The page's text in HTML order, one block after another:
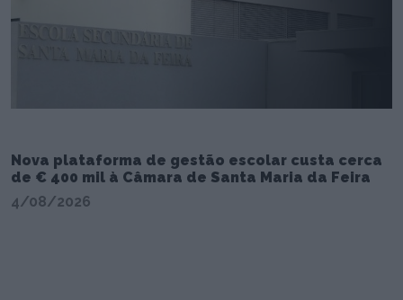
Nova plataforma de gestão escolar custa cerca
de € 400 mil à Câmara de Santa Maria da Feira
4/08/2026